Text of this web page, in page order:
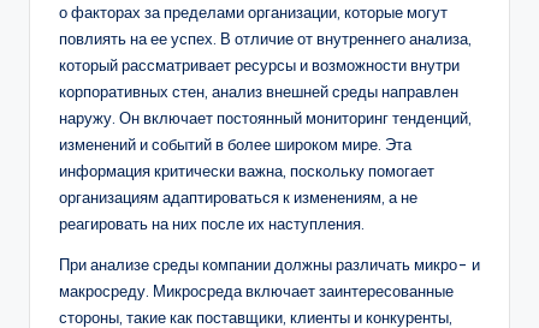
о факторах за пределами организации, которые могут
повлиять на ее успех. В отличие от внутреннего анализа,
который рассматривает ресурсы и возможности внутри
корпоративных стен, анализ внешней среды направлен
наружу. Он включает постоянный мониторинг тенденций,
изменений и событий в более широком мире. Эта
информация критически важна, поскольку помогает
организациям адаптироваться к изменениям, а не
реагировать на них после их наступления.
При анализе среды компании должны различать микро- и
макросреду. Микросреда включает заинтересованные
стороны, такие как поставщики, клиенты и конкуренты,